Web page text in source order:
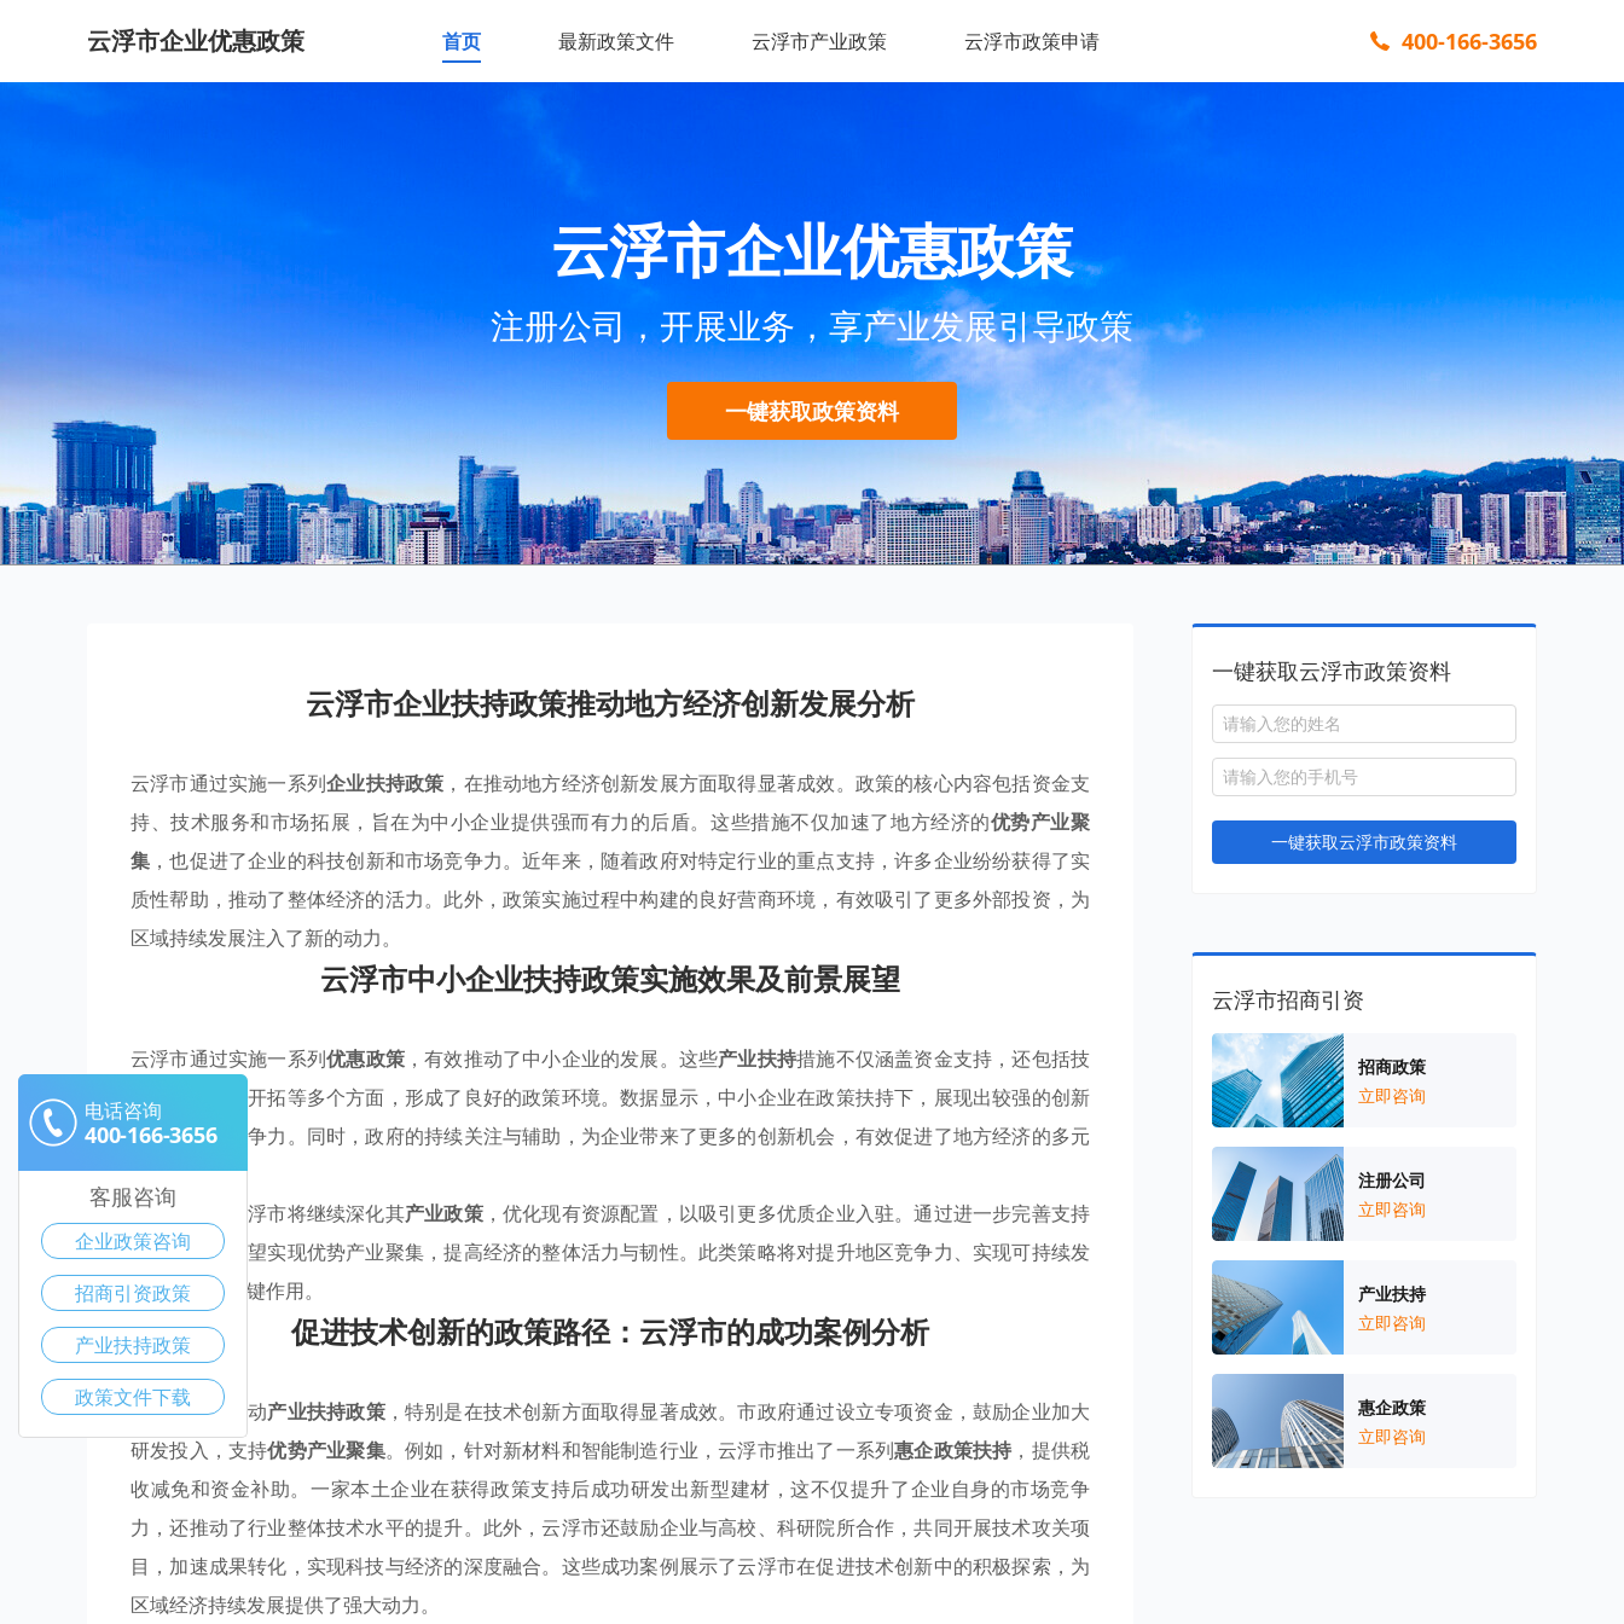
云浮市企业优惠政策 首页 最新政策文件 云浮市产业政策 云浮市政策申请 400-166-3656
云浮市企业优惠政策
注册公司，开展业务，享产业发展引导政策
一键获取政策资料
云浮市企业扶持政策推动地方经济创新发展分析
云浮市通过实施一系列企业扶持政策 ，在推动地方经济创新发展方面取得显著成效。政策的核心内容包括资金支
持、技术服务和市场拓展，旨在为中小企业提供强而有力的后盾。这些措施不仅加速了地方经济的优势产业聚
集 ，也促进了企业的科技创新和市场竞争力。近年来，随着政府对特定行业的重点支持，许多企业纷纷获得了实
质性帮助，推动了整体经济的活力。此外，政策实施过程中构建的良好营商环境，有效吸引了更多外部投资，为
区域持续发展注入了新的动力。
云浮市中小企业扶持政策实施效果及前景展望
云浮市通过实施一系列优惠政策，有效推动了中小企业的发展。这些产业扶持措施不仅涵盖资金支持，还包括技
术引导和市场开拓等多个方面，形成了良好的政策环境。数据显示，中小企业在政策扶持下，展现出较强的创新
能力和市场竞争力。同时，政府的持续关注与辅助，为企业带来了更多的创新机会，有效促进了地方经济的多元
化发展。
展望未来，云浮市将继续深化其产业政策，优化现有资源配置，以吸引更多优质企业入驻。通过进一步完善支持
机制，该市有望实现优势产业聚集，提高经济的整体活力与韧性。此类策略将对提升地区竞争力、实现可持续发
展目标起到关键作用。
促进技术创新的政策路径：云浮市的成功案例分析
云浮市积极推动产业扶持政策，特别是在技术创新方面取得显著成效。市政府通过设立专项资金，鼓励企业加大
研发投入，支持优势产业聚集。例如，针对新材料和智能制造行业，云浮市推出了一系列惠企政策扶持 ，提供税
收减免和资金补助。一家本土企业在获得政策支持后成功研发出新型建材，这不仅提升了企业自身的市场竞争
力，还推动了行业整体技术水平的提升。此外，云浮市还鼓励企业与高校、科研院所合作，共同开展技术攻关项
目，加速成果转化，实现科技与经济的深度融合。这些成功案例展示了云浮市在促进技术创新中的积极探索，为
区域经济持续发展提供了强大动力。
一键获取云浮市政策资料
一键获取云浮市政策资料
云浮市招商引资
招商政策
立即咨询
注册公司
立即咨询
产业扶持
立即咨询
惠企政策
立即咨询
电话咨询
400-166-3656
客服咨询
企业政策咨询
招商引资政策
产业扶持政策
政策文件下载